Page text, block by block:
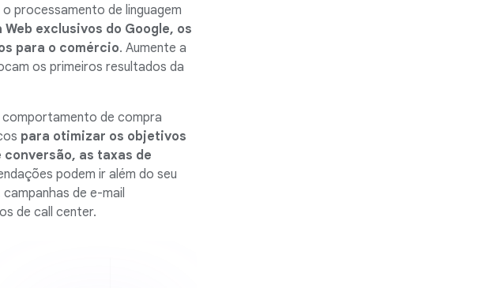
processamento de linguagem
exclusivos do Google, os
para o comércio. Aumente a
os primeiros resultados da
de compra
para otimizar os objetivos
as taxas de
podem ir além do seu
de e-mail
de call center.